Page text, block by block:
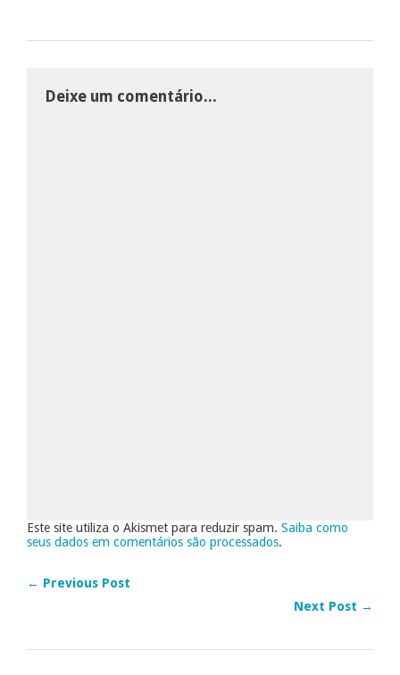
Deixe um comentário...
Este site utiliza o Akismet para reduzir spam. Saiba como
seus dados em comentários são processados.
← Previous Post
Next Post →